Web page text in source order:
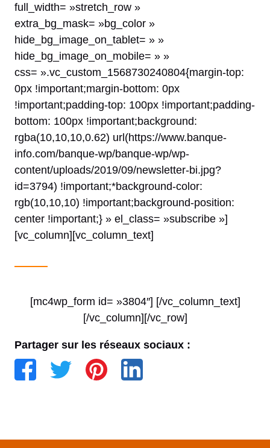
full_width= »stretch_row »
extra_bg_mask= »bg_color »
hide_bg_image_on_tablet= » »
hide_bg_image_on_mobile= » »
css= ».vc_custom_1568730240804{margin-top:
0px !important;margin-bottom: 0px
!important;padding-top: 100px !important;padding-
bottom: 100px !important;background:
rgba(10,10,10,0.62) url(https://www.banque-
info.com/banque-wp/banque-wp/wp-
content/uploads/2019/09/newsletter-bi.jpg?
id=3794) !important;*background-color:
rgb(10,10,10) !important;background-position:
center !important;} » el_class= »subscribe »]
[vc_column][vc_column_text]
Inscrivez-vous et recevez les meilleurs articles et
[mc4wp_form id= »3804″] [/vc_column_text]
[/vc_column][/vc_row]
Partager sur les réseaux sociaux :